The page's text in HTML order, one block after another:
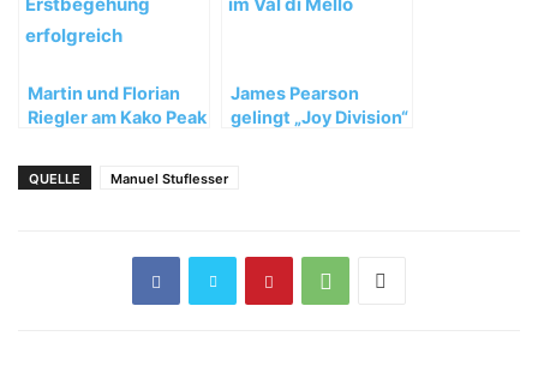
Martin und Florian
Riegler am Kako Peak
Erstbegehung
erfolgreich
James Pearson
gelingt „Joy Division“
QUELLE Manuel Stuflesser